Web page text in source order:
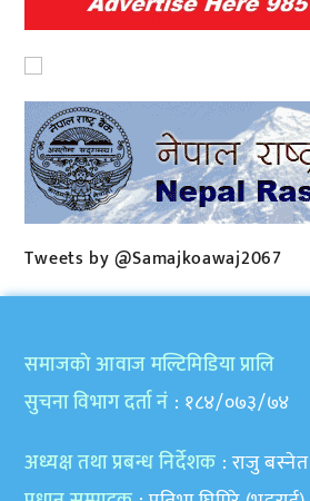
Tweets by @Samajkoawaj2067
समाजकाे आवाज मल्टिमिडिया प्रालि
सुचना विभाग दर्ता नं : १८४/०७३/७४
अध्यक्ष तथा प्रबन्ध निर्देशक : राजु बस्नेत